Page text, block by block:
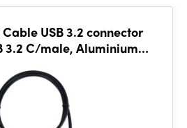
USB 3.2 connector
3.2 C/male, Aluminium